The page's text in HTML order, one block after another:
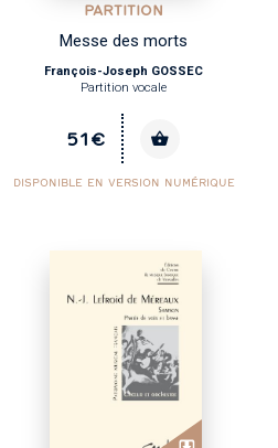
PARTITION
Messe des morts
François-Joseph GOSSEC
Partition vocale
51€
DISPONIBLE EN VERSION NUMÉRIQUE